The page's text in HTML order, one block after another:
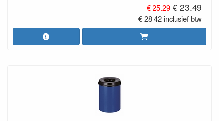
€ 25.29 € 23.49
€ 28.42 inclusief btw